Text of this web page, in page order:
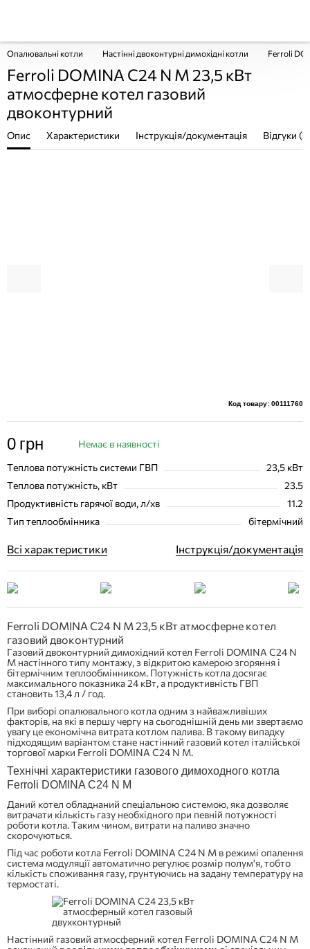
Опалювальні котли Настінні двоконтурні димохідні котли Ferroli
Ferroli DOMINA C24 N M 23,5 кВт
атмосферне котел газовий
двоконтурний
Опис Характеристики Інструкція/документація Відгуки
Код товару: 00111760
0 грн Немає в наявності
Теплова потужність системи ГВП
23,5 кВт
Теплова потужність, кВт
23.5
Продуктивність гарячої води, л/хв
11.2
Тип теплообмінника
бітермічний
Всі характеристики Інструкція/документація
Ferroli DOMINA C24 N M 23,5 кВт атмосферне котел
газовий двоконтурний
Газовий двоконтурний димохідний котел Ferroli DOMINA C24 N
M настінного типу монтажу, з відкритою камерою згоряння і
бітермічним теплообмінником. Потужність котла досягає
максимального показника 24 кВт, а продуктивність ГВП
становить 13,4 л / год.
При виборі опалювального котла одним з найважливіших
факторів, на які в першу чергу на сьогоднішній день ми звертаємо
увагу це економічна витрата котлом палива. В такому випадку
підходящим варіантом стане настінний газовий котел італійської
торгової марки Ferroli DOMINA C24 N M.
Технічні характеристики газового димоходного котла
Ferroli DOMINA C24 N M
Даний котел обладнаний спеціальною системою, яка дозволяє
витрачати кількість газу необхідного при певній потужності
роботи котла. Таким чином, витрати на паливо значно
скорочуються.
Під час роботи котла Ferroli DOMINA C24 N M в режимі опалення
система модуляції автоматично регулює розмір полум'я, тобто
кількість споживання газу, грунтуючись на задану температуру на
термостаті.
Настінний газовий атмосферний котел Ferroli DOMINA C24 N M